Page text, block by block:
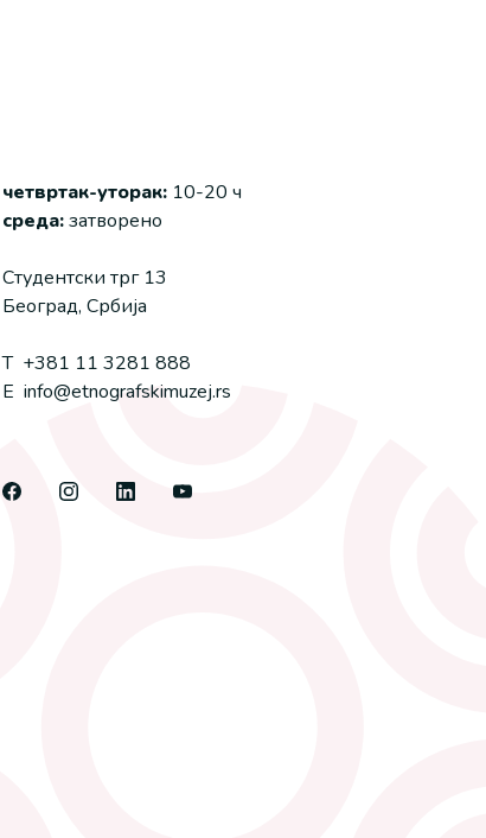
четвртак-уторак:10-20 ч
среда:затворено
Студентски трг 13
Београд, Србија
T +381 11 3281 888
E info@etnografskimuzej.rs